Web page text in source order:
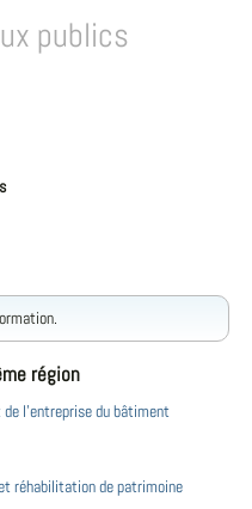
publics
région
l'entreprise du bâtiment
réhabilitation de patrimoine